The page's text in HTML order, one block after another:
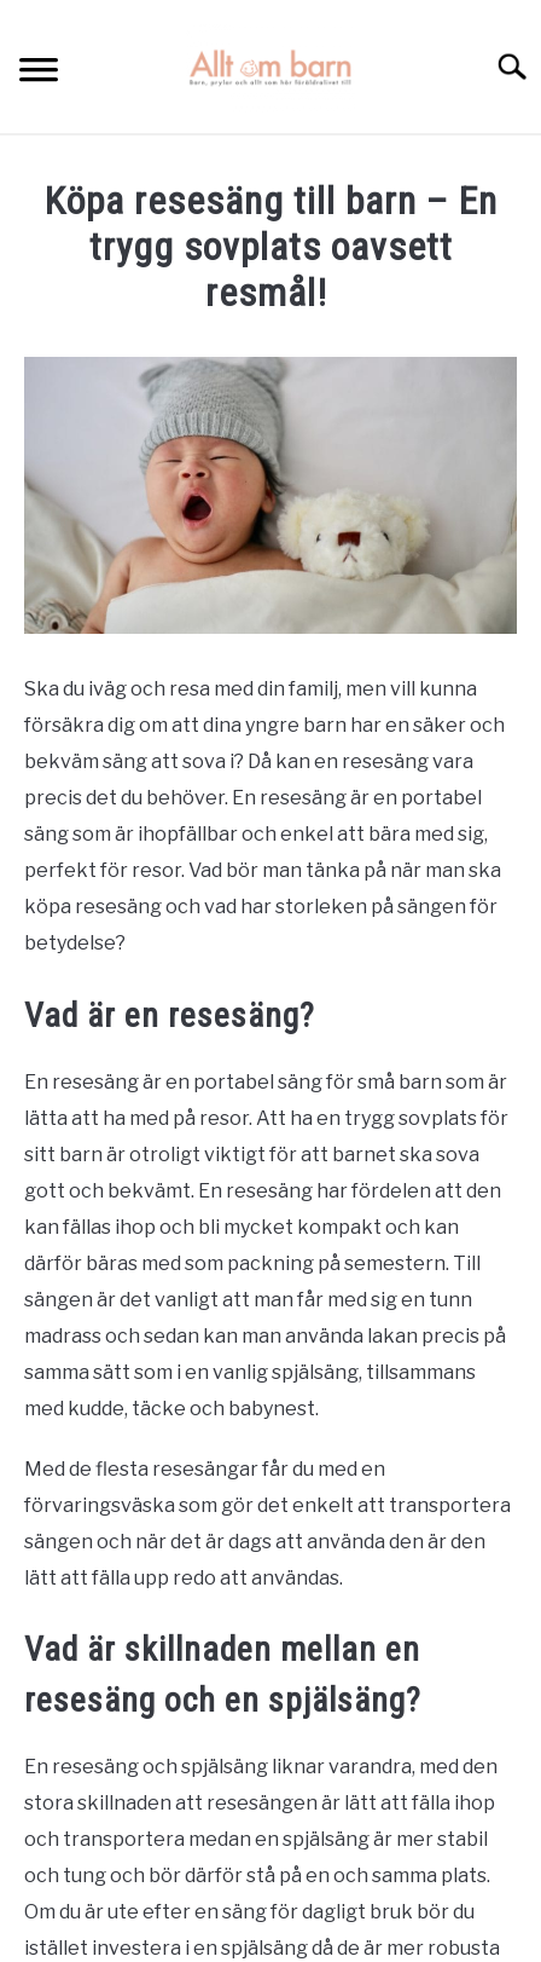
content
BÄST I TEST
GRAVIDITETSKALENDER
Köpa resesäng till barn – En
trygg sovplats oavsett
resmål!
med
bebis
Ska du iväg och resa med din familj, men vill kunna
försäkra dig om att dina yngre barn har en säker och
bekväm säng att sova i? Då kan en resesäng vara
precis det du behöver. En resesäng är en portabel
säng som är ihopfällbar och enkel att bära med sig,
perfekt för resor. Vad bör man tänka på när man ska
köpa resesäng och vad har storleken på sängen för
betydelse?
Vad är en resesäng?
En resesäng är en portabel säng för små barn som är
lätta att ha med på resor. Att ha en trygg sovplats för
sitt barn är otroligt viktigt för att barnet ska sova
gott och bekvämt. En resesäng har fördelen att den
kan fällas ihop och bli mycket kompakt och kan
därför bäras med som packning på semestern. Till
sängen är det vanligt att man får med sig en tunn
madrass och sedan kan man använda lakan precis på
samma sätt som i en vanlig spjälsäng, tillsammans
med kudde, täcke och babynest.
Med de flesta resesängar får du med en
förvaringsväska som gör det enkelt att transportera
sängen och när det är dags att använda den är den
lätt att fälla upp redo att användas.
Vad är skillnaden mellan en
resesäng och en spjälsäng?
En resesäng och spjälsäng liknar varandra, med den
stora skillnaden att resesängen är lätt att fälla ihop
och transportera medan en spjälsäng är mer stabil
och tung och bör därför stå på en och samma plats.
Om du är ute efter en säng för dagligt bruk bör du
istället investera i en spjälsäng då de är mer robusta